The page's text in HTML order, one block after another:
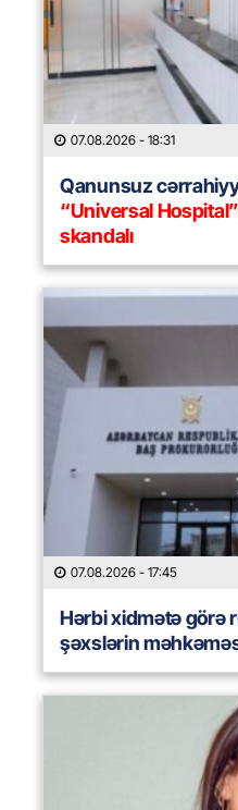
07.08.2026 - 18:31
Qanunsuz
“Universal
skandalı
07.08.2026 - 17:45
Hərbi xidmətə görə
şəxslərin